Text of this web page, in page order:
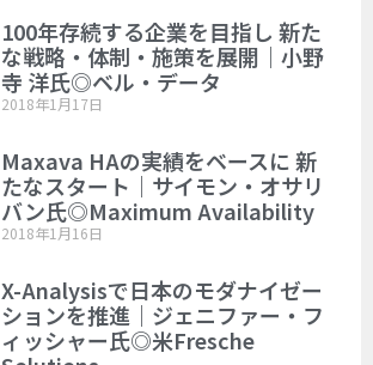
100年存続する企業を目指し 新た
な戦略・体制・施策を展開｜小野
寺 洋氏◎ベル・データ
2018年1月17日
Maxava HAの実績をベースに 新
たなスタート｜サイモン・オサリ
バン氏◎Maximum Availability
2018年1月16日
X-Analysisで日本のモダナイゼー
ションを推進｜ジェニファー・フ
ィッシャー氏◎米Fresche